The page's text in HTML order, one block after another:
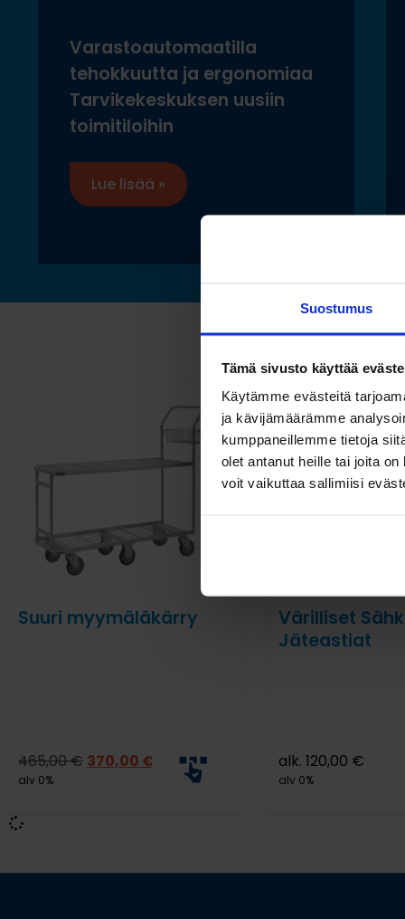
Suostumus
Tämä sivusto käyttää
Käytämme evästeitä
ja kävijämäärämme
kumppaneillemme tietoja
olet antanut heille tai joita
voit vaikuttaa sallimiisi
Varastoautomaatilla
tehokkuutta ja ergonomiaa
Tarvikekeskuksen uusiin
toimitiloihin
Lue lisää »
Suuri myymäläkärry
465,00€ 370,00 €
alv 0%
Värilliset
Jäteastiat
alk. 120,00 €
alv 0%